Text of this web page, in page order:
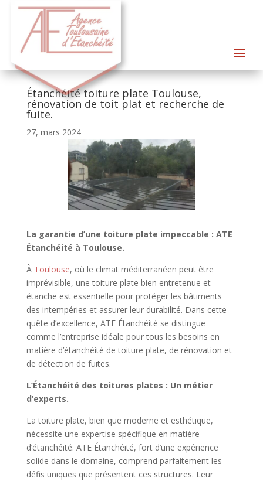
Étanchéité toiture plate Toulouse,
rénovation de toit plat et recherche de
fuite.
27, mars 2024
La garantie d’une toiture plate impeccable : ATE
Étanchéité à Toulouse.
À Toulouse, où le climat méditerranéen peut être
imprévisible, une toiture plate bien entretenue et
étanche est essentielle pour protéger les bâtiments
des intempéries et assurer leur durabilité. Dans cette
quête d’excellence, ATE Étanchéité se distingue
comme l’entreprise idéale pour tous les besoins en
matière d’étanchéité de toiture plate, de rénovation et
de détection de fuites.
L’Étanchéité des toitures plates : Un métier
d’experts.
La toiture plate, bien que moderne et esthétique,
nécessite une expertise spécifique en matière
d’étanchéité. ATE Étanchéité, fort d’une expérience
solide dans le domaine, comprend parfaitement les
défis uniques que présentent ces structures. Leur